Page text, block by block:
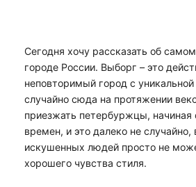
Сегодня хочу рассказать об
городе России. Выборг – это
неповторимый город с
случайно сюда на протяжении
приезжать петербуржцы, начиная
времен, и это далеко не случайно,
искушенных людей просто не
хорошего чувства стиля.